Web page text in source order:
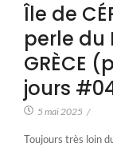
Île de
perle du
GRÈCE
jours
5 mai 2025 /
Toujours très loin